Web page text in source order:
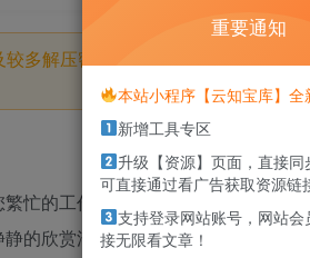
多解压密码，如果你下载的资源需
忙的工作学习之余，鱼缸中多彩的
的欣赏浮于生活之上的赛博鱼缸呢
重要通知
本站小程序【云知宝库】全
新增工具专区
升级【资源】页面，直接同
可直接通过看广告获取资源链
支持登录网站账号，网站会
接无限看文章！